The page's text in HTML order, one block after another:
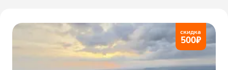
скидка
500₽